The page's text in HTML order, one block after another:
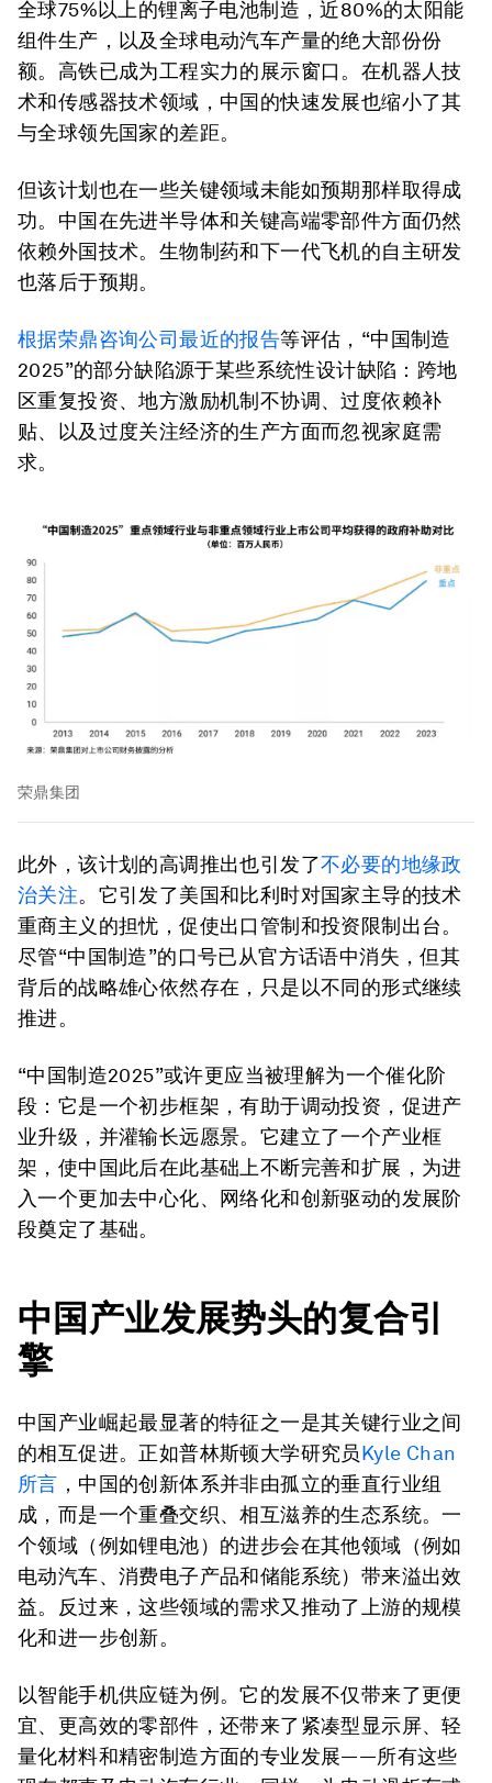
全球75%以上的锂离子电池制造，近80%的太阳能
组件生产，以及全球电动汽车产量的绝大部份份
额。高铁已成为工程实力的展示窗口。在机器人技
术和传感器技术领域，中国的快速发展也缩小了其
与全球领先国家的差距。
但该计划也在一些关键领域未能如预期那样取得成
功。中国在先进半导体和关键高端零部件方面仍然
依赖外国技术。生物制药和下一代飞机的自主研发
也落后于预期。
根据荣鼎咨询公司最近的报告等评估， “中国制造
2025”的部分缺陷源于某些系统性设计缺陷：跨地
区重复投资、地方激励机制不协调、过度依赖补
贴、以及过度关注经济的生产方面而忽视家庭需
求。
荣鼎集团
此外，该计划的高调推出也引发了不必要的地缘政
治关注。它引发了美国和比利时对国家主导的技术
重商主义的担忧，促使出口管制和投资限制出台。
尽管“中国制造”的口号已从官方话语中消失，但其
背后的战略雄心依然存在，只是以不同的形式继续
推进。
“中国制造2025”或许更应当被理解为一个催化阶
段：它是一个初步框架，有助于调动投资，促进产
业升级，并灌输长远愿景。它建立了一个产业框
架，使中国此后在此基础上不断完善和扩展，为进
入一个更加去中心化、网络化和创新驱动的发展阶
段奠定了基础。
中国产业发展势头的复合引
擎
中国产业崛起最显著的特征之一是其关键行业之间
的相互促进。正如普林斯顿大学研究员Kyle Chan
所言 ，中国的创新体系并非由孤立的垂直行业组
成，而是一个重叠交织、相互滋养的生态系统。一
个领域（例如锂电池）的进步会在其他领域（例如
电动汽车、消费电子产品和储能系统）带来溢出效
益。反过来，这些领域的需求又推动了上游的规模
化和进一步创新。
以智能手机供应链为例。它的发展不仅带来了更便
宜、更高效的零部件，还带来了紧凑型显示屏、轻
量化材料和精密制造方面的专业发展——所有这些